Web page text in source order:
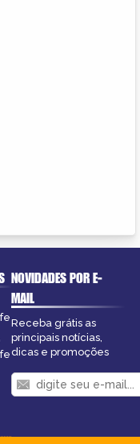
NOVIDADES POR E-
MAIL
Receba grátis as
principais notícias,
dicas e promoções